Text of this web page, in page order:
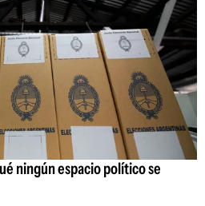
ningún espacio político se